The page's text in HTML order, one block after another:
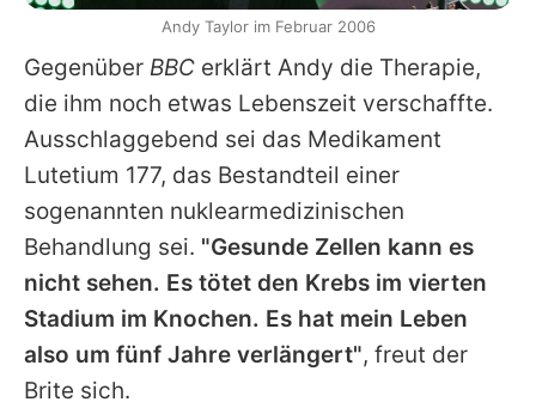
Gegenüber BBC erklärt Andy die Therapie,
die ihm noch etwas Lebenszeit verschaffte.
Ausschlaggebend sei das Medikament
Lutetium 177, das Bestandteil einer
sogenannten nuklearmedizinischen
Behandlung sei. "Gesunde Zellen kann es
nicht sehen. Es tötet den Krebs im vierten
Stadium im Knochen. Es hat mein Leben
also um fünf Jahre verlängert", freut der
Brite sich.
Andy Taylor im Februar 2006